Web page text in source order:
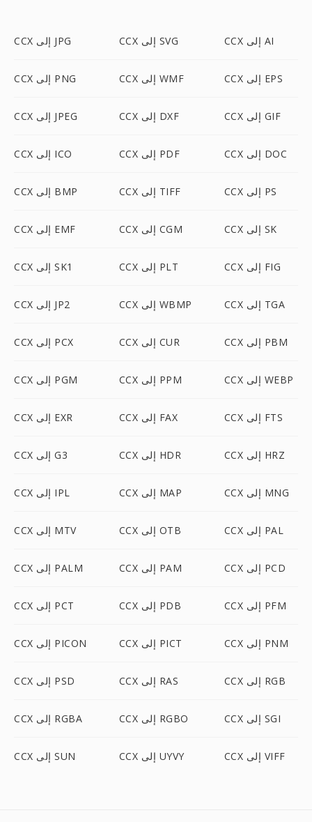
CCX إلى JPG CCX إلى SVG CCX إلى AI
CCX إلى PNG CCX إلى WMF CCX إلى EPS
CCX إلى JPEG CCX إلى DXF CCX إلى GIF
CCX إلى ICO CCX إلى PDF CCX إلى DOC
CCX إلى BMP CCX إلى TIFF CCX إلى PS
CCX إلى EMF CCX إلى CGM CCX إلى SK
CCX إلى SK1 CCX إلى PLT CCX إلى FIG
CCX إلى JP2 CCX إلى WBMP CCX إلى TGA
CCX إلى PCX CCX إلى CUR CCX إلى PBM
CCX إلى PGM CCX إلى PPM CCX إلى WEBP
CCX إلى EXR CCX إلى FAX CCX إلى FTS
CCX إلى G3 CCX إلى HDR CCX إلى HRZ
CCX إلى IPL CCX إلى MAP CCX إلى MNG
CCX إلى MTV CCX إلى OTB CCX إلى PAL
CCX إلى PALM CCX إلى PAM CCX إلى PCD
CCX إلى PCT CCX إلى PDB CCX إلى PFM
CCX إلى PICON CCX إلى PICT CCX إلى PNM
CCX إلى PSD CCX إلى RAS CCX إلى RGB
CCX إلى RGBA CCX إلى RGBO CCX إلى SGI
CCX إلى SUN CCX إلى UYVY CCX إلى VIFF